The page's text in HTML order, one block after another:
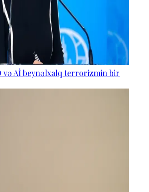
və Aİ beynəlxalq terrorizmin bir